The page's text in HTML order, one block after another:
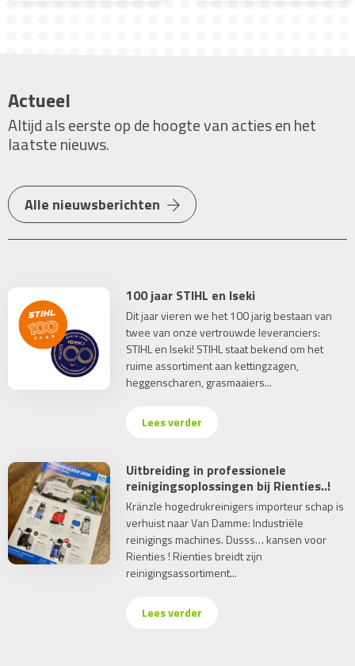
Actueel
Altijd als eerste op de hoogte van acties en het
laatste nieuws.
Alle nieuwsberichten
100 jaar STIHL en Iseki
Dit jaar vieren we het 100 jarig bestaan van
twee van onze vertrouwde leveranciers:
STIHL en Iseki! STIHL staat bekend om het
ruime assortiment aan kettingzagen,
heggenscharen, grasmaaiers...
Lees verder
Uitbreiding in professionele
reinigingsoplossingen bij Rienties..!
Kränzle hogedrukreinigers importeur schap is
verhuist naar Van Damme: Industriële
reinigings machines. Dusss… kansen voor
Rienties ! Rienties breidt zijn
reinigingsassortiment...
Lees verder